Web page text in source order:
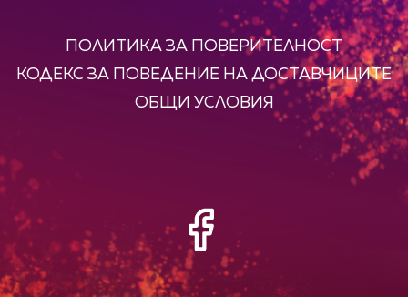
ПОЛИТИКА ЗА ПОВЕРИТЕЛНОСТ
КОДЕКС ЗА ПОВЕДЕНИЕ НА ДОСТАВЧИЦИТЕ
ОБЩИ УСЛОВИЯ